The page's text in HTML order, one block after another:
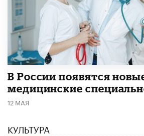
В России появятся
медицинские
12 МАЯ
КУЛЬТУРА